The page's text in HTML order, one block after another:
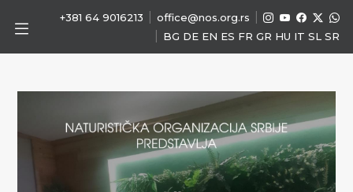
+381 64 9016213 office@nos.org.rs
BG DE EN ES FR GR HU IT SL SR